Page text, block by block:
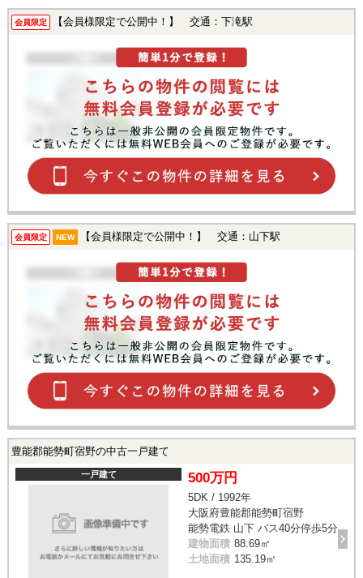
会員限定 【会員様限定で公開中！】 交通：下滝駅
会員限定 NEW 【会員様限定で公開中！】 交通：山下駅
豊能郡能勢町宿野の中古一戸建て
一戸建て 500万円
5DK / 1992年
大阪府豊能郡能勢町宿野
能勢電鉄 山下 バス40分停歩5分
建物面積 88.69㎡
土地面積 135.19㎡